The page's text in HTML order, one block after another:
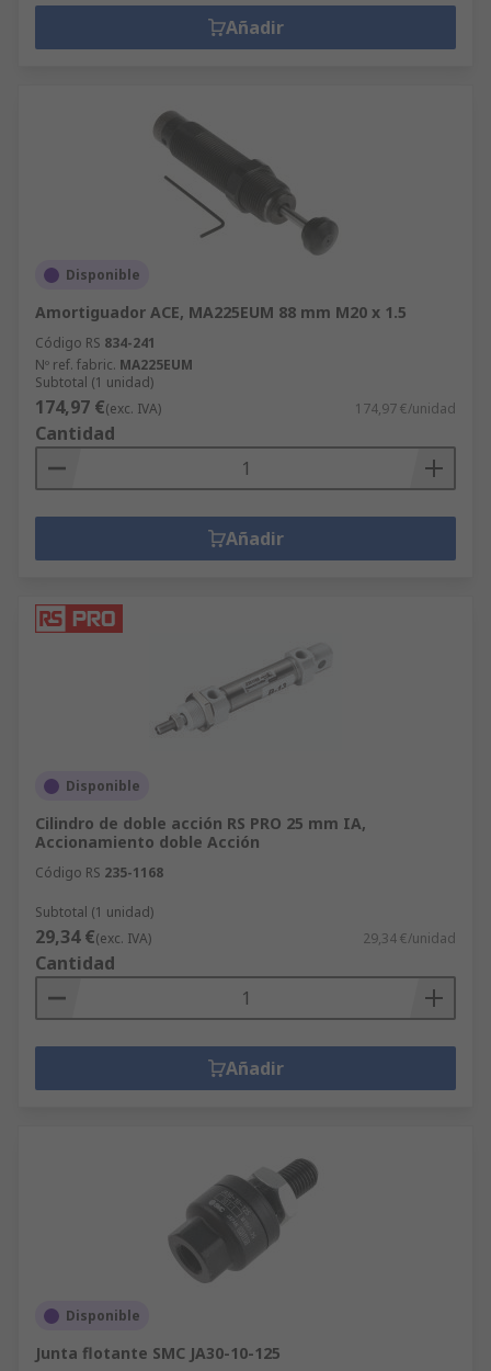
Añadir
Disponible
Amortiguador ACE, MA225EUM 88 mm M20 x 1.5
Código RS 834-241
Nº ref. fabric. MA225EUM
Subtotal (1 unidad)
174,97 €(exc. IVA) 174,97 €/unidad
Cantidad
Añadir
Disponible
Cilindro de doble acción RS PRO 25 mm IA,
Accionamiento doble Acción
Código RS 235-1168
Subtotal (1 unidad)
29,34 €(exc. IVA) 29,34 €/unidad
Cantidad
Añadir
Disponible
Junta flotante SMC JA30-10-125